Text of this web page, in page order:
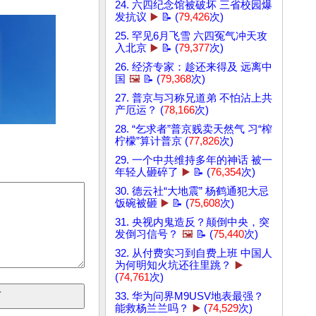
24. 六四纪念馆被破坏 三省校园爆
发抗议 ▶️ 📝 (79,426次)
25. 罕见6月飞雪 六四冤气冲天攻
入北京 ▶️ 📝 (79,377次)
26. 经济专家：趁还来得及 远离中
国 🖼️ 📝 (79,368次)
27. 普京与习称兄道弟 不怕沾上共
产厄运？ (78,166次)
28. “乞求者”普京贱卖天然气 习“榨
柠檬”算计普京 (77,826次)
29. 一个中共维持多年的神话 被一
年轻人砸碎了 ▶️ 📝 (76,354次)
30. 德云社“大地震” 杨鹤通犯大忌
饭碗被砸 ▶️ 📝 (75,608次)
31. 央视内鬼造反？颠倒中央，突
发倒习信号？ 🖼️ 📝 (75,440次)
32. 从付费实习到自费上班 中国人
为何明知火坑还往里跳？
▶️
(74,761次)
33. 华为问界M9USV地表最强？
能救杨兰兰吗？
▶️ (74,529次)